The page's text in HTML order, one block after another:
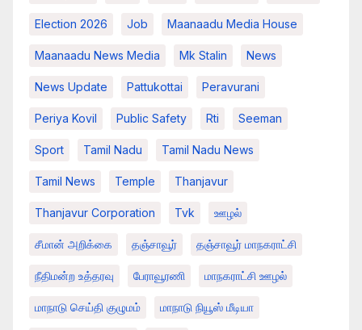
Election 2026 Job Maanaadu Media House
Maanaadu News Media Mk Stalin News
News Update Pattukottai Peravurani
Periya Kovil Public Safety Rti Seeman
Sport Tamil Nadu Tamil Nadu News
Tamil News Temple Thanjavur
Thanjavur Corporation Tvk ஊழல்
சீமான் அறிக்கை தஞ்சாவூர் தஞ்சாவூர் மாநகராட்சி
நீதிமன்ற உத்தரவு பேராவூரணி மாநகராட்சி ஊழல்
மாநாடு செய்தி குழுமம் மாநாடு நியூஸ் மீடியா